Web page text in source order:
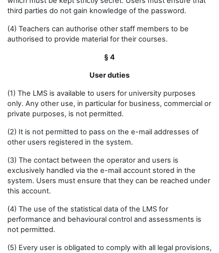
third parties do not gain knowledge of the password.
(4) Teachers can authorise other staff members to be
authorised to provide material for their courses.
§ 4
User duties
(1) The LMS is available to users for university purposes
only. Any other use, in particular for business, commercial or
private purposes, is not permitted.
(2) It is not permitted to pass on the e-mail addresses of
other users registered in the system.
(3) The contact between the operator and users is
exclusively handled via the e-mail account stored in the
system. Users must ensure that they can be reached under
this account.
(4) The use of the statistical data of the LMS for
performance and behavioural control and assessments is
not permitted.
(5) Every user is obligated to comply with all legal provisions,